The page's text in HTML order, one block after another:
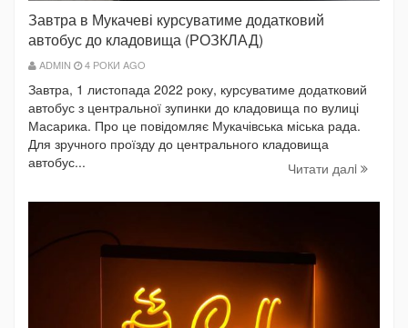
Завтра в Мукачеві курсуватиме додатковий
автобус до кладовища (РОЗКЛАД)
ADMIN 4 РОКИ AGO
Завтра, 1 листопада 2022 року, курсуватиме додатковий
автобус з центральної зупинки до кладовища по вулиці
Масарика. Про це повідомляє Мукачівська міська рада.
Для зручного проїзду до центрального кладовища
автобус...
Читати далi